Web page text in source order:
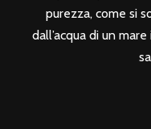
purezza, come si
dall’acqua di un